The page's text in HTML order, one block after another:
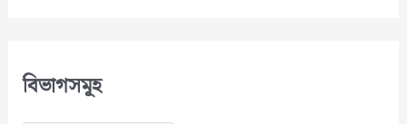
বিভাগসমূহ